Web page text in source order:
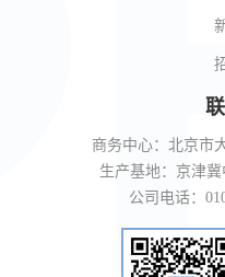
商务中心：北京市
生产基地：京津
公司电话：